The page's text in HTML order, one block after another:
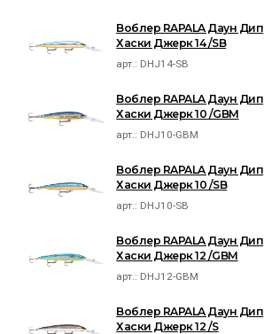
Воблер RAPALA Даун Дип
Хаски Джерк 14 /SB
арт.: DHJ14-SB
Воблер RAPALA Даун Дип
Хаски Джерк 10 /GBM
арт.: DHJ10-GBM
Воблер RAPALA Даун Дип
Хаски Джерк 10 /SB
арт.: DHJ10-SB
Воблер RAPALA Даун Дип
Хаски Джерк 12 /GBM
арт.: DHJ12-GBM
Воблер RAPALA Даун Дип
Хаски Джерк 12 /S